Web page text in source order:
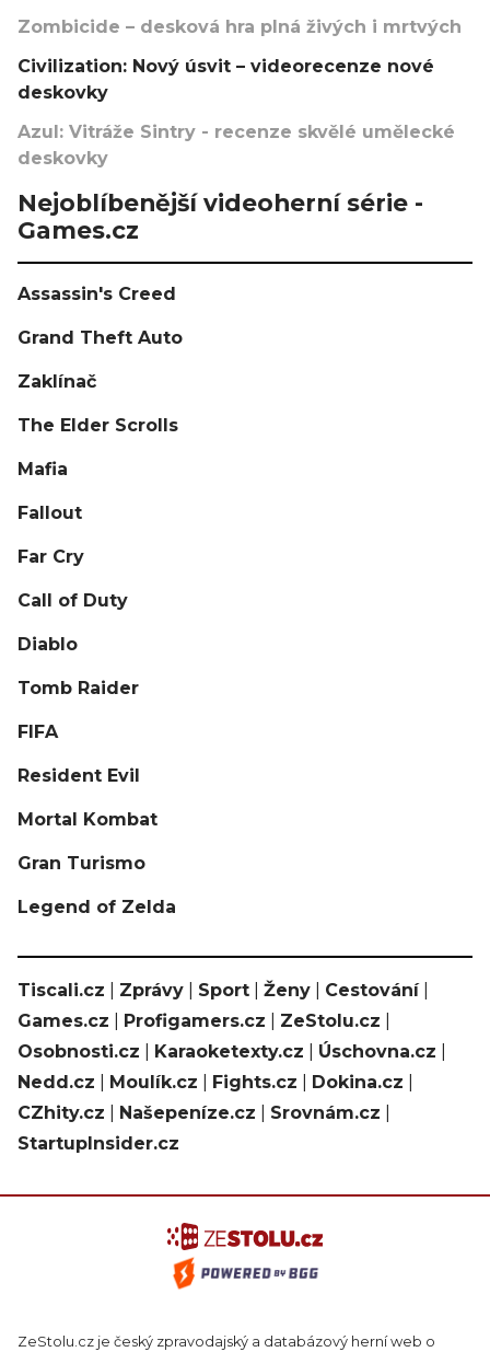
Zombicide – desková hra plná živých i mrtvých
Civilization: Nový úsvit – videorecenze nové
deskovky
Azul: Vitráže Sintry - recenze skvělé umělecké
deskovky
Nejoblíbenější videoherní série -
Games.cz
Assassin's Creed
Grand Theft Auto
Zaklínač
The Elder Scrolls
Mafia
Fallout
Far Cry
Call of Duty
Diablo
Tomb Raider
FIFA
Resident Evil
Mortal Kombat
Gran Turismo
Legend of Zelda
Tiscali.cz Zprávy Sport Ženy Cestování|
Games.cz
Profigamers.cz ZeStolu.cz
Osobnosti.cz
Karaoketexty.cz Úschovna.cz
Nedd.cz
Moulík.cz Fights.cz Dokina.cz
CZhity.cz
Našepeníze.cz Srovnám.cz
StartupInsider.cz
ZeStolu.cz je český zpravodajský a databázový herní web o